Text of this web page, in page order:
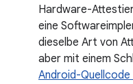
Hardware-
eine
dieselbe Art von
aber mit einem
Android-